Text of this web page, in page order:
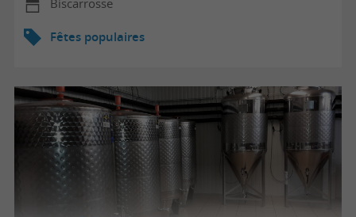
Biscarrosse
Fêtes populaires